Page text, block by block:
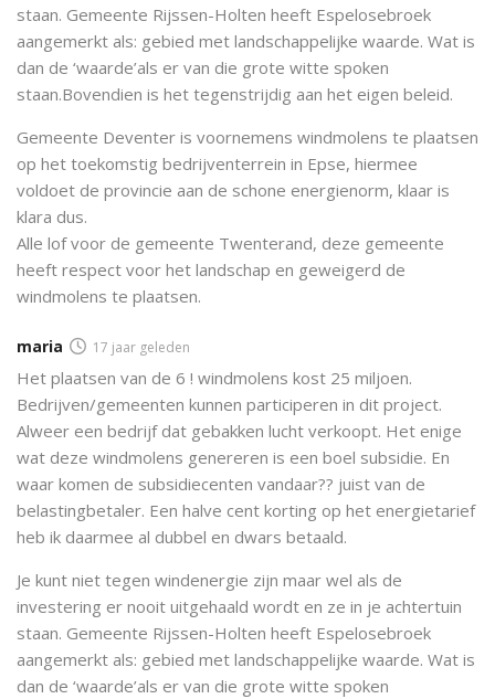
staan. Gemeente Rijssen-Holten heeft Espelosebroek
aangemerkt als: gebied met landschappelijke waarde. Wat is
dan de ‘waarde’als er van die grote witte spoken
staan.Bovendien is het tegenstrijdig aan het eigen beleid.
Gemeente Deventer is voornemens windmolens te plaatsen
op het toekomstig bedrijventerrein in Epse, hiermee
voldoet de provincie aan de schone energienorm, klaar is
klara dus.
Alle lof voor de gemeente Twenterand, deze gemeente
heeft respect voor het landschap en geweigerd de
windmolens te plaatsen.
maria 17 jaar geleden
Het plaatsen van de 6 ! windmolens kost 25 miljoen.
Bedrijven/gemeenten kunnen participeren in dit project.
Alweer een bedrijf dat gebakken lucht verkoopt. Het enige
wat deze windmolens genereren is een boel subsidie. En
waar komen de subsidiecenten vandaar?? juist van de
belastingbetaler. Een halve cent korting op het energietarief
heb ik daarmee al dubbel en dwars betaald.
Je kunt niet tegen windenergie zijn maar wel als de
investering er nooit uitgehaald wordt en ze in je achtertuin
staan. Gemeente Rijssen-Holten heeft Espelosebroek
aangemerkt als: gebied met landschappelijke waarde. Wat is
dan de ‘waarde’als er van die grote witte spoken